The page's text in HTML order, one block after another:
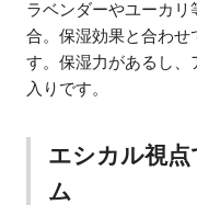
ラベンダーやユーカ
合。保湿効果と合わせ
す。保湿力があるし、
入りです。
エシカル視
ム